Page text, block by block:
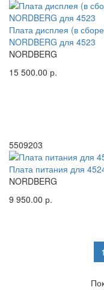
Плата дисплея (в
NORDBERG для 4523
NORDBERG
15 500.00 р.
5509203
Плата питания для
NORDBERG
9 950.00 р.
1